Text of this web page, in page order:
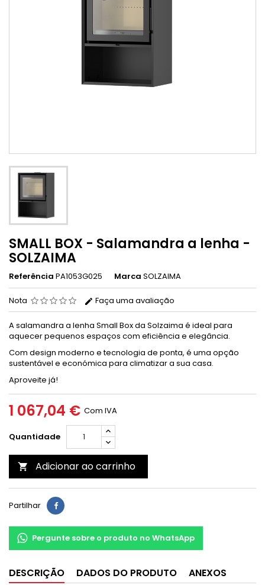
SMALL BOX - Salamandra a lenha -
SOLZAIMA
Referência PA1053G025 Marca SOLZAIMA
Nota Faça uma avaliação
A salamandra a lenha Small Box da Solzaima é ideal para
aquecer pequenos espaços com eficiência e elegância.
Com design moderno e tecnologia de ponta, é uma opção
sustentável e económica para climatizar a sua casa.
Aproveite já!
1 067,04 € Com IVA
Quantidade
 Adicionar ao carrinho
Partilhar
Pergunte sobre o produto no WhatsApp
DESCRIÇÃO DADOS DO PRODUTO ANEXOS